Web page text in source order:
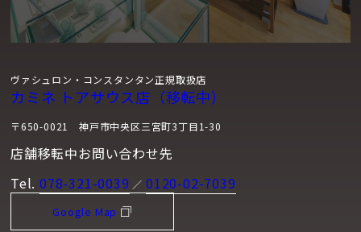
ヴァシュロン・コンスタンタン正規取扱店
カミネ トアサウス店（移転中）
〒650-0021 神戸市中央区三宮町3丁目1-30
店舗移転中お問い合わせ先
Tel. 078-321-0039 ／0120-02-7039
Google Map